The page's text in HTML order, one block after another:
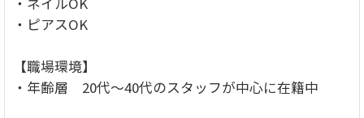
・ピアスOK
【職場環境】
・年齢層 20代～40代のスタッフが中心に在籍中